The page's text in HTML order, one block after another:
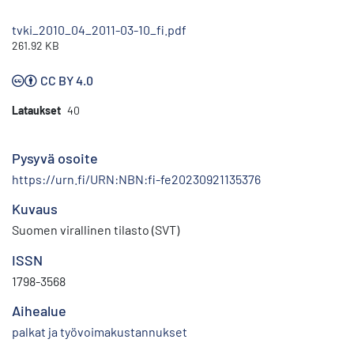
tvki_2010_04_2011-03-10_fi.pdf
261.92 KB
CC BY 4.0
Lataukset 40
Pysyvä osoite
https://urn.fi/URN:NBN:fi-fe20230921135376
Kuvaus
Suomen virallinen tilasto (SVT)
ISSN
1798-3568
Aihealue
palkat ja työvoimakustannukset